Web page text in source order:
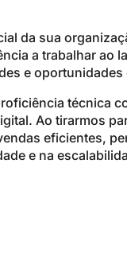
da sua
a trabalhar
e
técnica
Ao tirarmos
eficientes,
e na